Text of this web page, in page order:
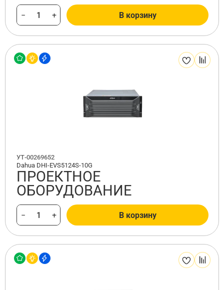
− + В корзину
УТ-00269652
Dahua DHI-EVS5124S-10G
ПРОЕКТНОЕ
ОБОРУДОВАНИЕ
− + В корзину